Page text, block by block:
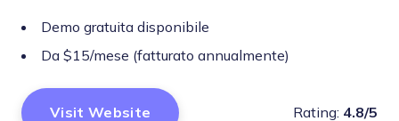
Demo gratuita disponibile
Da $15/mese (fatturato annualmente)
Visit Website Rating: 4.8/5